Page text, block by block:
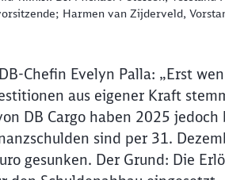
Harmen van Zijderveld,
Chefin Evelyn Palla: „Erst
aus eigener Kraft
DB Cargo haben 2025
sind per 31.
gesunken. Der Grund: Die